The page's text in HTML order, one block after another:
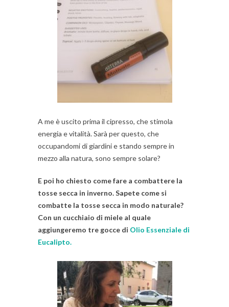
A me è uscito prima il cipresso, che stimola
energia e vitalità. Sarà per questo, che
occupandomi di giardini e stando sempre in
mezzo alla natura, sono sempre solare?
E poi ho chiesto come fare a combattere la
tosse secca in inverno. Sapete come si
combatte la tosse secca in modo naturale?
Con un cucchiaio di miele al quale
aggiungeremo tre gocce di Olio Essenziale di
Eucalipto.